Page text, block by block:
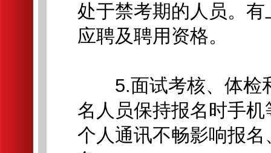
处于禁考期的人员。
应聘及聘用资格。
5.面试考核、体检
名人员保持报名时手
个人通讯不畅影响报